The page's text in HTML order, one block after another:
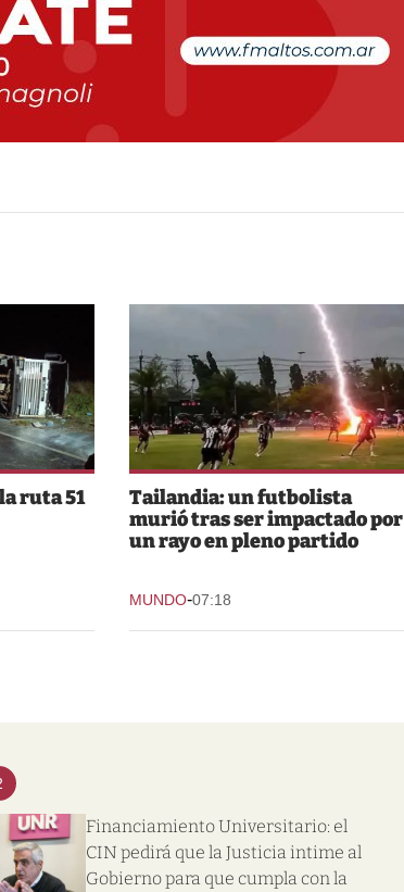
ruta 51
Tailandia: un futbolista
murió tras ser impactado por
un rayo en pleno partido
MUNDO-07:18
Financiamiento Universitario: el
CIN pedirá que la Justicia intime al
Gobierno para que cumpla con la